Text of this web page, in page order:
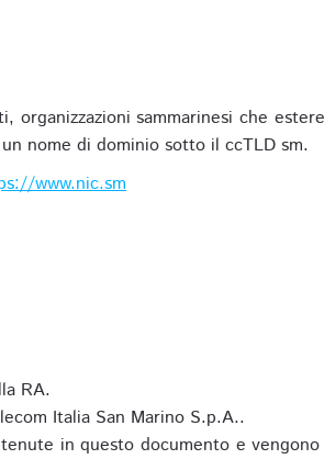
organizzazioni sammarinesi che
nome di dominio sotto il ccTLD sm.
www.nic.sm
RA.
Italia San Marino S.p.A..
in questo documento e